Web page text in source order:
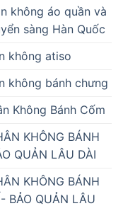
không áo quần và
sàng Hàn Quốc
không atiso
không bánh chưng
Không Bánh Cốm
KHÔNG BÁNH
QUẢN LÂU DÀI
KHÔNG BÁNH
BẢO QUẢN LÂU